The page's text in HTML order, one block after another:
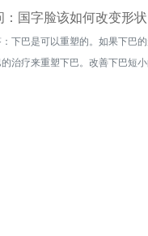
：国字脸该如何改变形状
下巴是可以重塑的。如果下巴
的治疗来重塑下巴。改善下巴短